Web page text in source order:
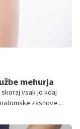
mehurja
vsak jo kdaj
zasnove
krajša, hkrati pa